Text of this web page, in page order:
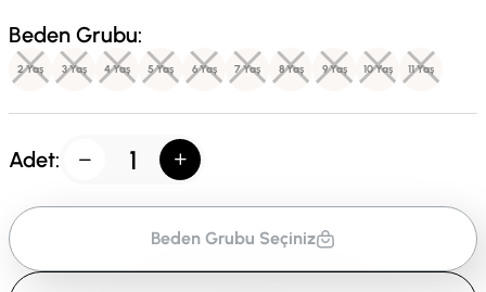
Beden Grubu:
2 Yaş 3 Yaş 4 Yaş 5 Yaş 6 Yaş 7 Yaş 8 Yaş 9 Yaş 10 Yaş 11 Yaş
Adet:
Beden Grubu Seçiniz